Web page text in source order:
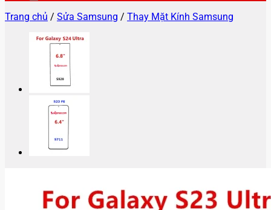
Trang chủ / Sửa Samsung / Thay Mặt Kính Samsung